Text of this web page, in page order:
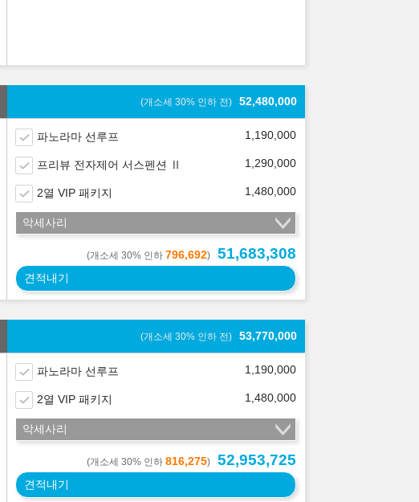
(개소세 30% 인하 전) 52,480,000
파노라마 선루프 1,190,000
프리뷰 전자제어 서스펜션 Ⅱ 1,290,000
2열 VIP 패키지 1,480,000
악세사리
(개소세 30% 인하 796,692) 51,683,308
견적내기
(개소세 30% 인하 전) 53,770,000
파노라마 선루프 1,190,000
2열 VIP 패키지 1,480,000
악세사리
(개소세 30% 인하 816,275) 52,953,725
견적내기